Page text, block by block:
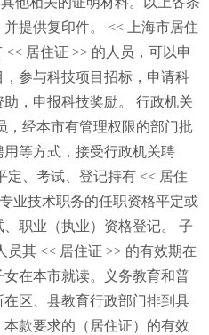
提供复印件。 << 上海市居住
居住证 >> 的人员，可以申
参与科技项目招标，申请科
，申报科技奖励。 行政机关
，经本市有管理权限的部门批
等方式，接受行政机关聘
定、考试、登记持有 << 居住
业技术职务的任职资格平定或
职业（执业）资格登记。 子
员其 << 居住证 >> 的有效期在
在本市就读。义务教育和普
区、县教育行政部门排到具
款要求的（居住证）的有效